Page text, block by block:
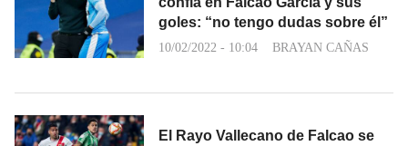
goles: “no tengo dudas sobre él”
10/02/2022 - 10:04 BRAYAN CAÑAS
El Rayo Vallecano de Falcao se